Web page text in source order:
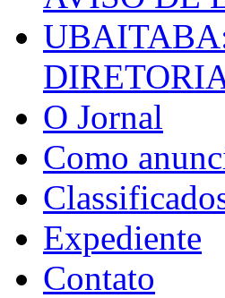
O Jornal
Como
Expediente
Contato